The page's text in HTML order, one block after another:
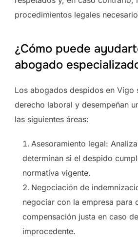
procedimientos legales
¿Cómo puede
abogado
Los abogados despidos en Vigo
derecho laboral y desempeñan
las siguientes áreas:
Asesoramiento legal:
determinan si el despido
normativa vigente.
Negociación de
negociar con la empresa para
compensación justa en caso
improcedente.